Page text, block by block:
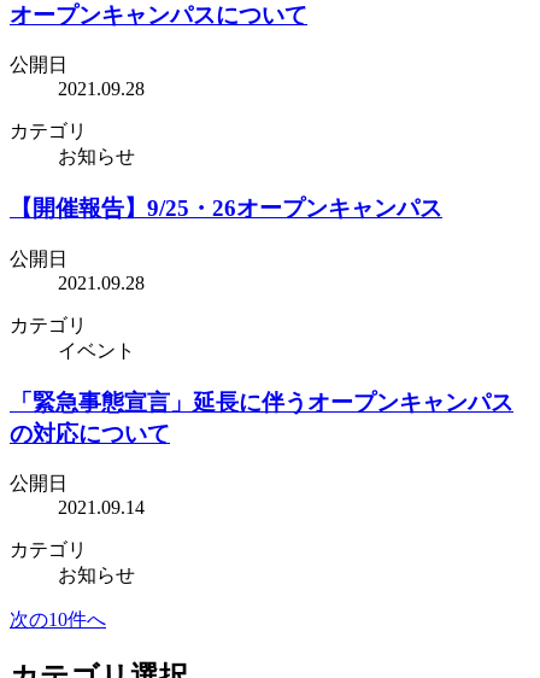
オープンキャンパスについて
公開日
2021.09.28
カテゴリ
お知らせ
【開催報告】9/25・26オープンキャンパス
公開日
2021.09.28
カテゴリ
イベント
「緊急事態宣言」延長に伴うオープンキャンパス
の対応について
公開日
2021.09.14
カテゴリ
お知らせ
次の10件へ